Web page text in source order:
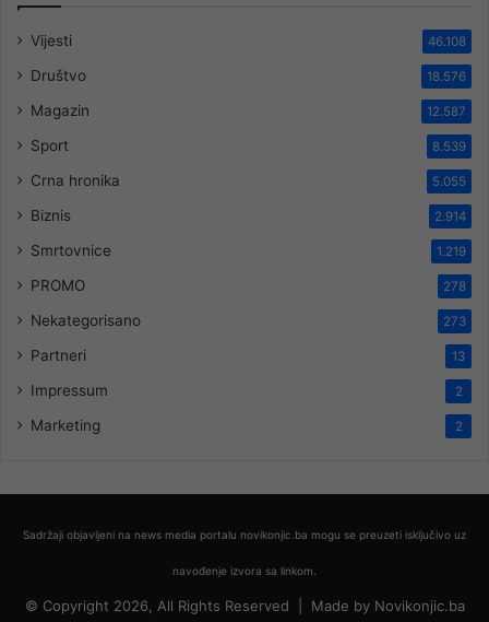
Vijesti 46.108
Društvo 18.576
Magazin 12.587
Sport 8.539
Crna hronika 5.055
Biznis 2.914
Smrtovnice 1.219
PROMO 278
Nekategorisano 273
Partneri 13
Impressum 2
Marketing 2
Sadržaji objavljeni na news media portalu novikonjic.ba mogu se preuzeti isključivo uz
navođenje izvora sa linkom.
© Copyright 2026, All Rights Reserved | Made by Novikonjic.ba